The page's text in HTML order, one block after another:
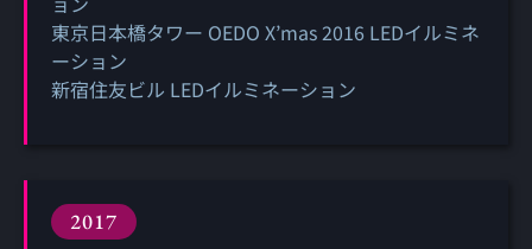
東京日本橋タワー OEDO X’mas 2016 LEDイルミネ
ーション
新宿住友ビル LEDイルミネーション
2017